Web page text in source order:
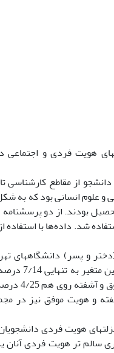
هویت فردی و اجتماعی
: روش این تحقیق زمینه‌یابی بود و نمونه تحقیق شامل 524
علوم انسانی بود که به
شهر تهران در سال 96 – 97 مشغول به تحصیل
شد. داده‌ها با استفاده
و پسر) دانشگاه­های
پیش‌بینی کننده
هویت اجتماعی
هویت فردی
سالم تر هویت فردی آنان